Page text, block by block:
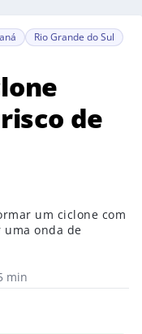
Rio Grande do Sul
de
um ciclone com
uma onda de
min